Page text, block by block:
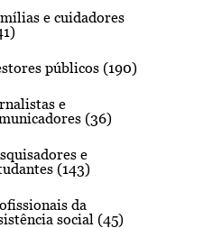
e cuidadores
públicos (190)
e
(36)
e
(143)
da
social (45)